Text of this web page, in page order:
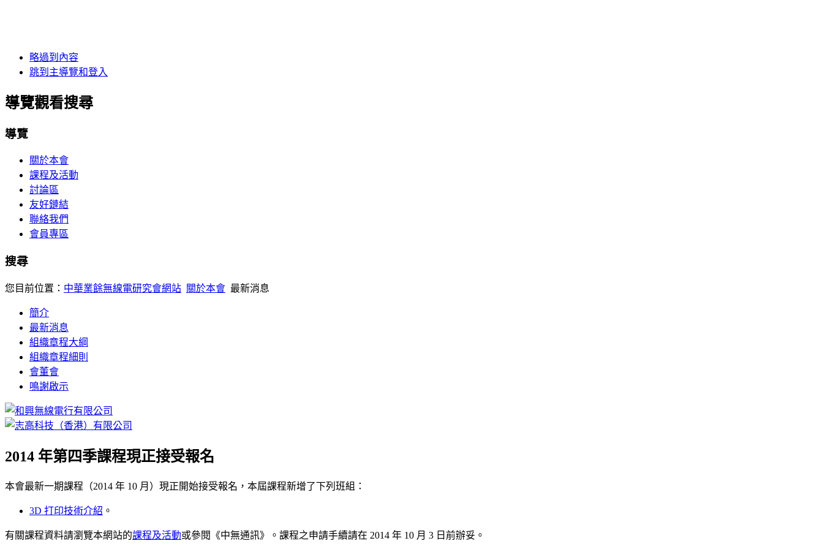
略過到內容
跳到主導覽和登入
導覽觀看搜尋
導覽
關於本會
課程及活動
討論區
友好鏈結
聯絡我們
會員專區
搜尋
您目前位置： 中華業餘無線電研究會網站 關於本會 最新消息
簡介
最新消息
組織章程大綱
組織章程細則
會董會
鳴謝啟示
2014 年第四季課程現正接受報名
本會最新一期課程（2014 年 10 月）現正開始接受報名，本屆課程新增了下列班組：
3D 打印技術介紹 。
有關課程資料請瀏覽本網站的課程及活動或參閱《中無通訊》。課程之申請手續請在 2014 年 10 月 3 日前辦妥。